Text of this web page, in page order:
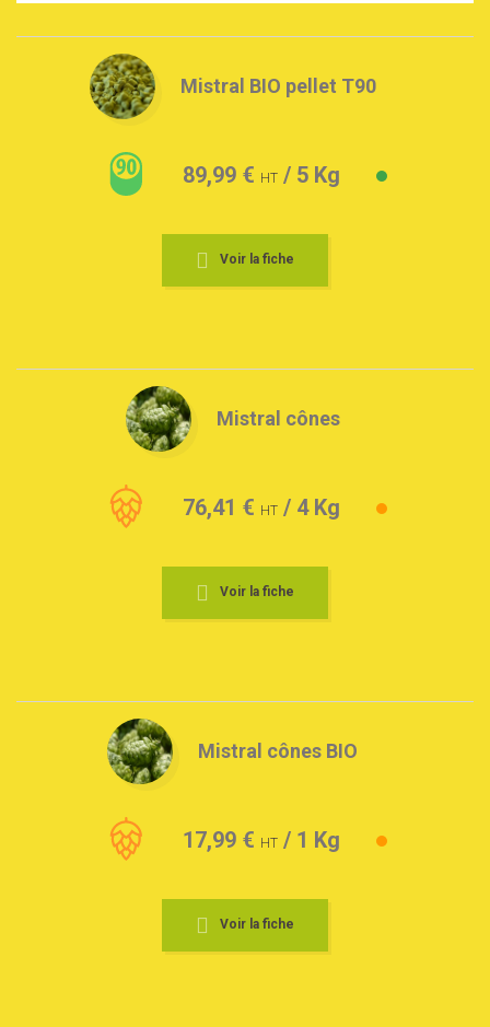
Mistral BIO pellet T90
89,99 € HT / 5 Kg
Voir la fiche
Mistral cônes
76,41 € HT / 4 Kg
Voir la fiche
Mistral cônes BIO
17,99 € HT / 1 Kg
Voir la fiche